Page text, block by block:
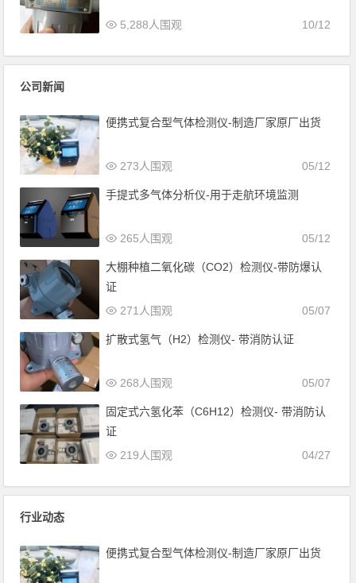
10/12
5,288人围观
公司新闻
便携式复合型气体检测仪-制造厂家原厂出货
05/12
273人围观
手提式多气体分析仪-用于走航环境监测
05/12
265人围观
大棚种植二氧化碳（CO2）检测仪-带防爆认
证
05/07
271人围观
扩散式氢气（H2）检测仪- 带消防认证
05/07
268人围观
固定式六氢化苯（C6H12）检测仪- 带消防认
证
04/27
219人围观
行业动态
便携式复合型气体检测仪-制造厂家原厂出货